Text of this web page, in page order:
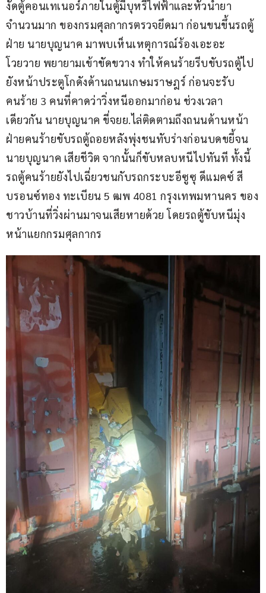
งัดตู้คอนเทเนอร์ภายในตู้มีบุหรี่ไฟฟ้าและหัวน้ำยา
จำนวนมาก ของกรมศุลกากรตรวจยึดมา ก่อนขนขึ้นรถตู้
ฝ่าย นายบุญนาค มาพบเห็นเหตุการณ์ร้องเอะอะ
โวยวาย พยายามเข้าขัดขวาง ทำให้คนร้ายรีบขับรถตู้ไป
ยังหน้าประตูโกดังด้านถนนเกษมราษฎร์ ก่อนจะรับ
คนร้าย 3 คนที่คาดว่าวิ่งหนีออกมาก่อน ช่วงเวลา
เดียวกัน นายบุญนาค ขี่จยย.ไล่ติดตามถึงถนนด้านหน้า
ฝ่ายคนร้ายขับรถตู้ถอยหลังพุ่งชนทับร่างก่อนบดขยี้จน
นายบุญนาค เสียชีวิต จากนั้นก็ขับหลบหนีไปทันที ทั้งนี้
รถตู้คนร้ายยังไปเฉี่ยวชนกับรถกระบะอีซูซุ ดีแมคซ์ สี
บรอนซ์ทอง ทะเบียน 5 ฒพ 4081 กรุงเทพมหานคร ของ
ชาวบ้านที่วิ่งผ่านมาจนเสียหายด้วย โดยรถตู้ขับหนีมุ่ง
หน้าแยกกรมศุลกากร